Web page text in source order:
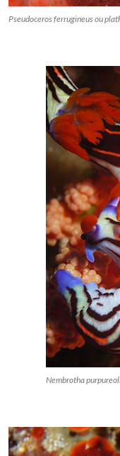
Pseudoceros ferrugineus ou
Nembrotha